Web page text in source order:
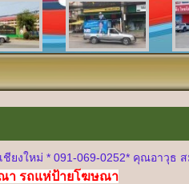
ยงใหม่ * 091-069-0252* คุณอาวุธ
า รถแห่ป้ายโฆษณา